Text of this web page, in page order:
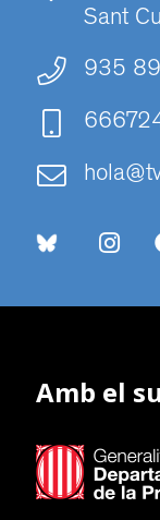
Sant
935
Amb el